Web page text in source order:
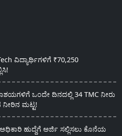
ವಿದ್ಯಾರ್ಥಿಗಳಿಗೆ ₹70,250
ಒಂದೇ ದಿನದಲ್ಲಿ 34 TMC ನೀರು
ನೀರಿನ ಮಟ್ಟ!
ಹುದ್ದೆಗೆ ಅರ್ಜಿ ಸಲ್ಲಿಸಲು ಕೊನೆಯ